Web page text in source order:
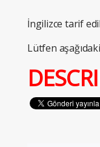
İngilizce tarif
Lütfen